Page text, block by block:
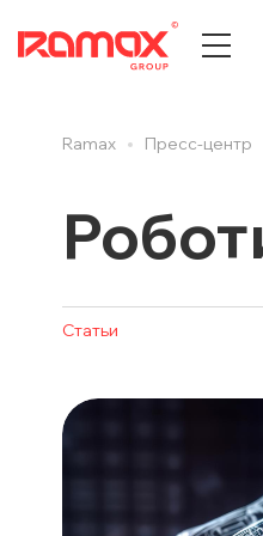
О КОМПАНИИ
История компании
Центры
Награды и
Карьера
Ramax Пресс-центр
Cтатьи